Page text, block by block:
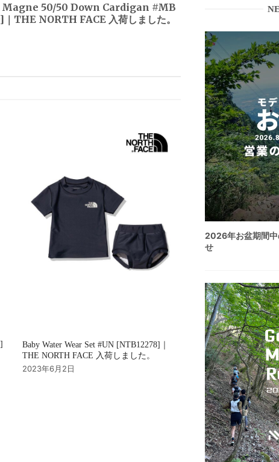
Magne 50/50 Down Cardigan #MB
THE NORTH FACE 入荷しました。
Baby Water Wear Set #UN [NTB12278]｜
THE NORTH FACE 入荷しました。
2023年6月2日
2026年お盆期間中
せ